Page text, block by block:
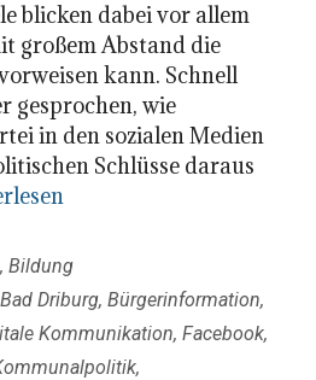
blicken dabei vor allem
großem Abstand die
kann. Schnell
gesprochen, wie
in den sozialen Medien
Schlüsse daraus
, Bildung
Bad Driburg, Bürgerinformation,
Kommunikation, Facebook,
,